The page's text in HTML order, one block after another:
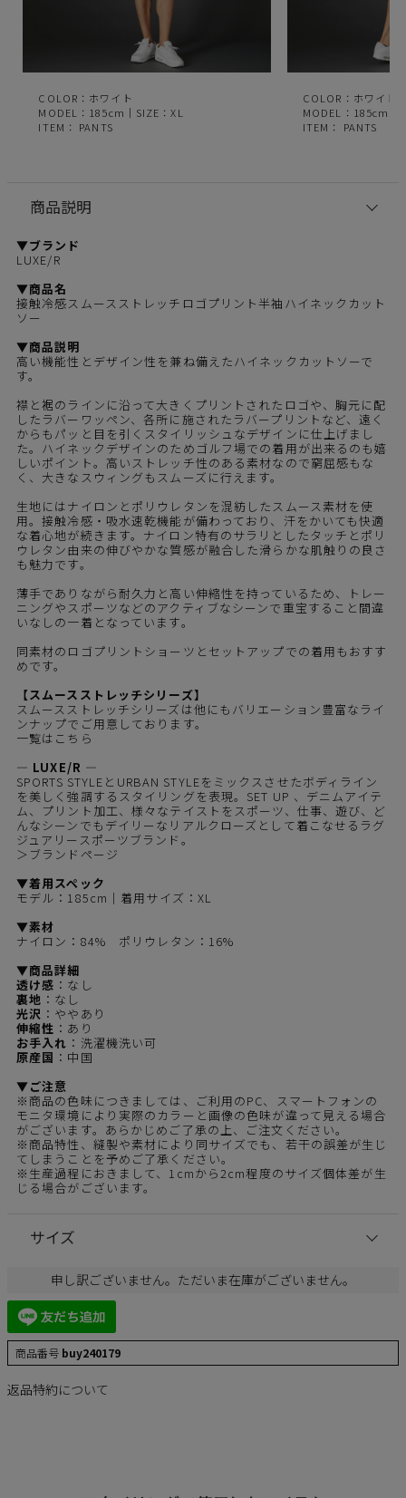
COLOR：ホワイト
MODEL：185cm｜SIZE：XL
ITEM： PANTS
COLOR：ホワイト
MODEL：185cm｜
ITEM： PANTS
商品説明
▼ブランド
LUXE/R
▼商品名
接触冷感スムースストレッチロゴプリント半袖ハイネックカット
ソー
▼商品説明
高い機能性とデザイン性を兼ね備えたハイネックカットソーで
す。
襟と裾のラインに沿って大きくプリントされたロゴや、胸元に配
したラバーワッペン、各所に施されたラバープリントなど、遠く
からもパッと目を引くスタイリッシュなデザインに仕上げまし
た。ハイネックデザインのためゴルフ場での着用が出来るのも嬉
しいポイント。高いストレッチ性のある素材なので窮屈感もな
く、大きなスウィングもスムーズに行えます。
生地にはナイロンとポリウレタンを混紡したスムース素材を使
用。接触冷感・吸水速乾機能が備わっており、汗をかいても快適
な着心地が続きます。ナイロン特有のサラリとしたタッチとポリ
ウレタン由来の伸びやかな質感が融合した滑らかな肌触りの良さ
も魅力です。
薄手でありながら耐久力と高い伸縮性を持っているため、トレー
ニングやスポーツなどのアクティブなシーンで重宝すること間違
いなしの一着となっています。
同素材の ロゴプリントショーツ とセットアップでの着用もおすす
めです。
【スムースストレッチシリーズ】
スムースストレッチシリーズは他にもバリエーション豊富なライ
ンナップでご用意しております。
一覧はこちら
― LUXE/R ―
SPORTS STYLEとURBAN STYLEをミックスさせたボディライン
を美しく強調するスタイリングを表現。SET UP 、デニムアイテ
ム、プリント加工、様々なテイストをスポーツ、仕事、遊び、ど
んなシーンでもデイリーなリアルクローズとして着こなせるラグ
ジュアリースポーツブランド。
＞ブランドページ
▼着用スペック
モデル：185cm｜着用サイズ：XL
▼素材
ナイロン：84% ポリウレタン：16%
▼商品詳細
透け感 ：なし
裏地 ：なし
光沢 ：ややあり
伸縮性 ：あり
お手入れ ：洗濯機洗い可
原産国 ：中国
▼ご注意
※商品の色味につきましては、ご利用のPC、スマートフォンの
モニタ環境により実際のカラーと画像の色味が違って見える場合
がございます。あらかじめご了承の上、ご注文ください。
※商品特性、縫製や素材により同サイズでも、若干の誤差が生じ
てしまうことを予めご了承ください。
※生産過程におきまして、1cmから2cm程度のサイズ個体差が生
じる場合がございます。
サイズ
申し訳ございません。ただいま在庫がございません。
商品番号 buy240179
返品特約について